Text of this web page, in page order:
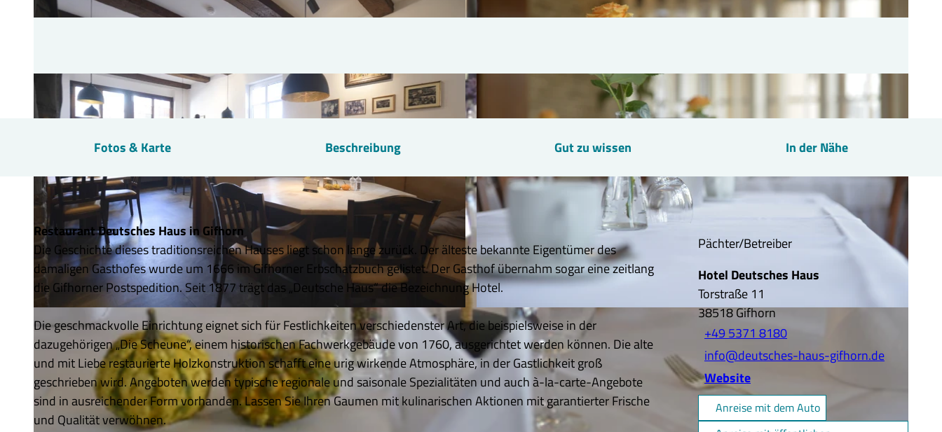
© Deutsches Haus |
Fotos & Karte Beschreibung Gut zu wissen In der Nähe
Restaurant Deutsches Haus in Gifhorn
Die Geschichte dieses traditionsreichen Hauses liegt schon lange zurück. Der älteste bekannte Eigentümer des
damaligen Gasthofes wurde um 1666 im Gifhorner Erbschatzbuch gelistet. Der Gasthof übernahm sogar eine zeitlang
die Gifhorner Postspedition. Seit 1877 trägt das „Deutsche Haus“ die Bezeichnung Hotel.
Die geschmackvolle Einrichtung eignet sich für Festlichkeiten verschiedenster Art, die beispielsweise in der
dazugehörigen „Die Scheune“, einem historischen Fachwerkgebäude von 1760, ausgerichtet werden können. Die alte
und mit Liebe restaurierte Holzkonstruktion schafft eine urig wirkende Atmosphäre, in der Gastlichkeit groß
geschrieben wird. Angeboten werden typische regionale und saisonale Spezialitäten und auch à-la-carte-Angebote
sind in ausreichender Form vorhanden. Lassen Sie Ihren Gaumen mit kulinarischen Aktionen mit garantierter Frische
und Qualität verwöhnen.
Pächter/Betreiber
Hotel Deutsches Haus
Torstraße 11
38518Gifhorn
+49 5371 8180
info@deutsches-haus-gifhorn.de
Website
Anreise mit dem Auto